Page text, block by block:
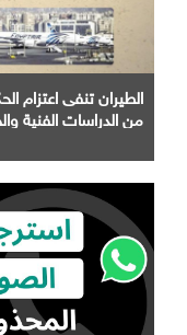
الطيران تنفى اعتزام
من الدراسات الفنية